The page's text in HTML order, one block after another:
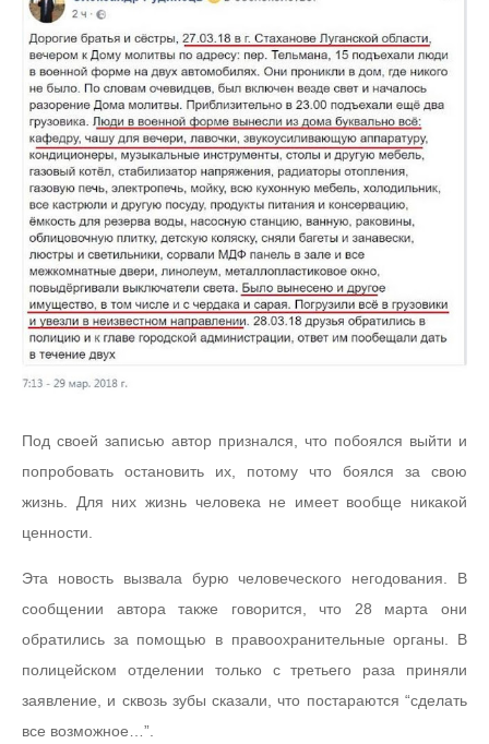
Под своей записью автор признался, что побоялся выйти и
попробовать остановить их, потому что боялся за свою
жизнь. Для них жизнь человека не имеет вообще никакой
ценности.
Эта новость вызвала бурю человеческого негодования. В
сообщении автора также говорится, что 28 марта они
обратились за помощью в правоохранительные органы. В
полицейском отделении только с третьего раза приняли
заявление, и сквозь зубы сказали, что постараются “сделать
все возможное…”.